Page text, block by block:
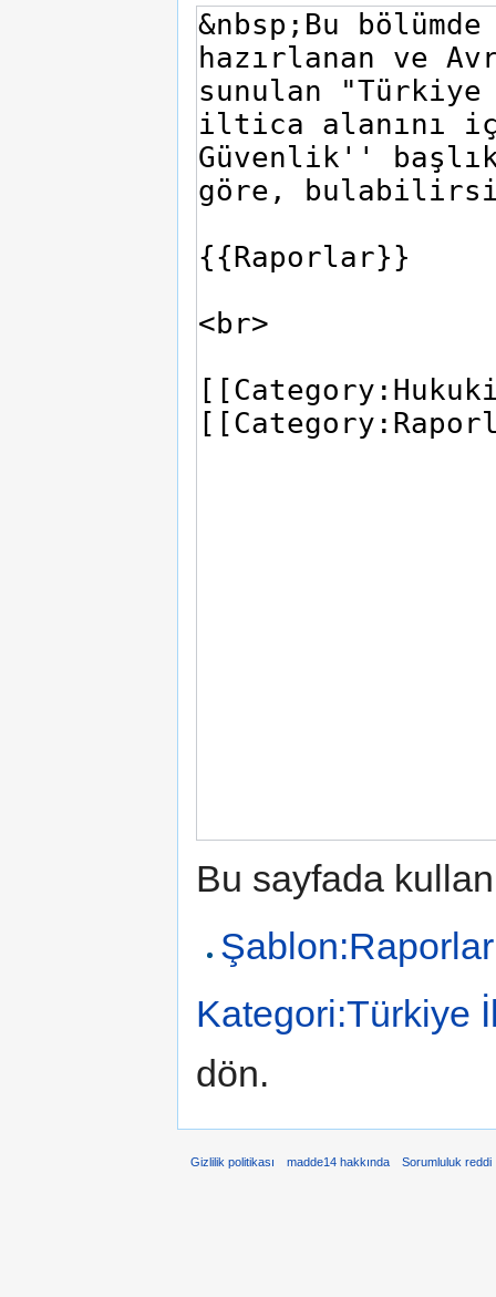
Bu sayfada
Şablon:Raporlar
Kategori:Türkiye
dön.
Gizlilik politikası madde14 hakkında Sorumluluk reddi